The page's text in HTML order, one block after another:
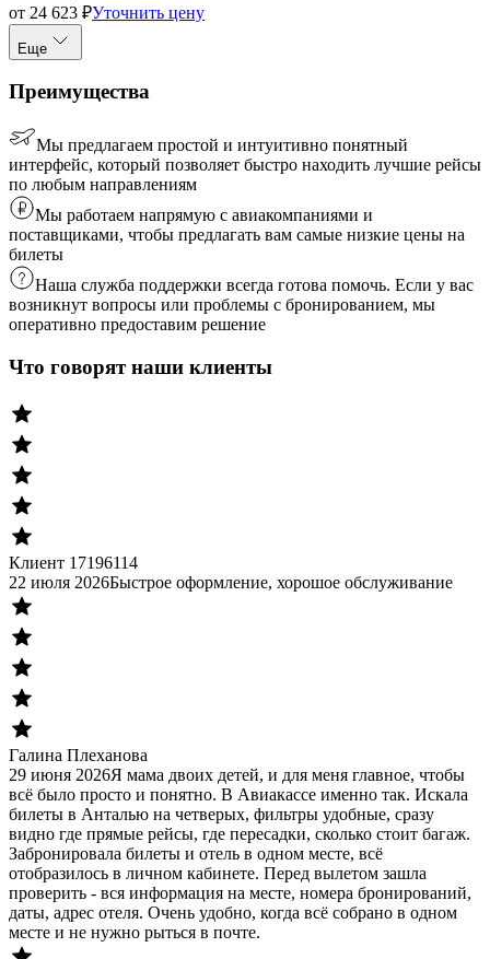
от 24 623 ₽Уточнить цену
Еще
Преимущества
Мы предлагаем простой и интуитивно понятный
интерфейс, который позволяет быстро находить лучшие рейсы
по любым направлениям
Мы работаем напрямую с авиакомпаниями и
поставщиками, чтобы предлагать вам самые низкие цены на
билеты
Наша служба поддержки всегда готова помочь. Если у вас
возникнут вопросы или проблемы с бронированием, мы
оперативно предоставим решение
Что говорят наши клиенты
Клиент 17196114
22 июля 2026Быстрое оформление, хорошое обслуживание
Галина Плеханова
29 июня 2026Я мама двоих детей, и для меня главное, чтобы
всё было просто и понятно. В Авиакассе именно так. Искала
билеты в Анталью на четверых, фильтры удобные, сразу
видно где прямые рейсы, где пересадки, сколько стоит багаж.
Забронировала билеты и отель в одном месте, всё
отобразилось в личном кабинете. Перед вылетом зашла
проверить - вся информация на месте, номера бронирований,
даты, адрес отеля. Очень удобно, когда всё собрано в одном
месте и не нужно рыться в почте.